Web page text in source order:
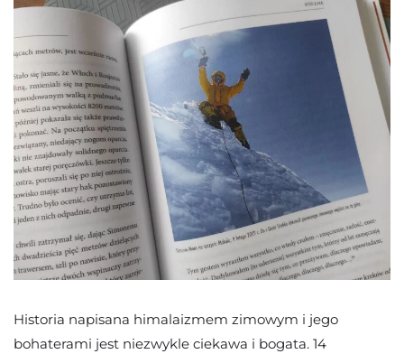
Historia napisana himalaizmem zimowym i jego
bohaterami jest niezwykle ciekawa i bogata. 14